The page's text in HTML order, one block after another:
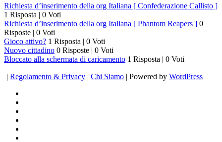
Richiesta d’inserimento della org Italiana [ Confederazione Callisto ]
1 Risposta | 0 Voti
Richiesta d’inserimento della org Italiana [ Phantom Reapers ] 0
Risposte | 0 Voti
Gioco attivo? 1 Risposta | 0 Voti
Nuovo cittadino 0 Risposte | 0 Voti
Bloccato alla schermata di caricamento 1 Risposta | 0 Voti
| Regolamento & Privacy | Chi Siamo | Powered by WordPress